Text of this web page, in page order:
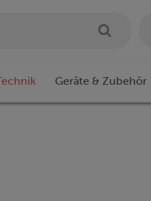
Geräte & Zubehör